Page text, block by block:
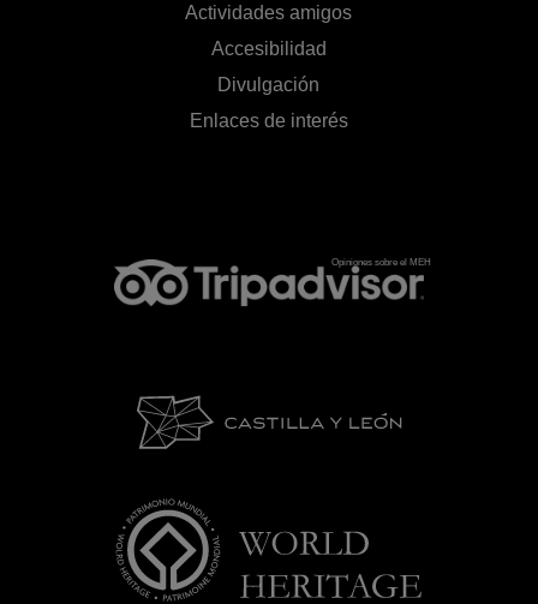
Actividades amigos
Accesibilidad
Divulgación
Enlaces de interés
Opiniones sobre el MEH